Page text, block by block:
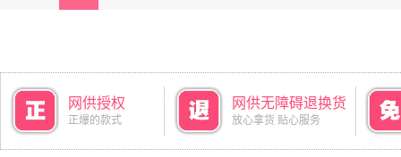
网供授权
正爆的款式
网供无障碍退换货
放心拿货 贴心服务